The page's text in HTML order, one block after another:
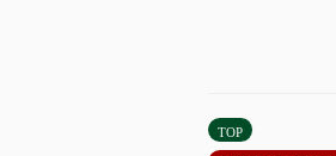
TOP